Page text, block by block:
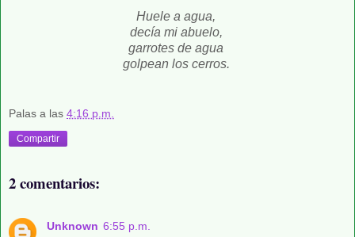
Huele a agua,
decía mi abuelo,
garrotes de agua
golpean los cerros.
Palas a las 4:16 p.m.
Compartir
2 comentarios:
Unknown 6:55 p.m.